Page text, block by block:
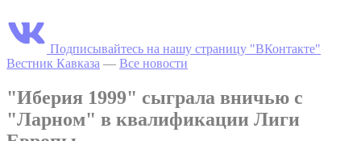
Подписывайтесь на нашу страницу "ВКонтакте"
Вестник Кавказа — Все новости
"Иберия 1999" сыграла вничью с
"Ларном" в квалификации Лиги